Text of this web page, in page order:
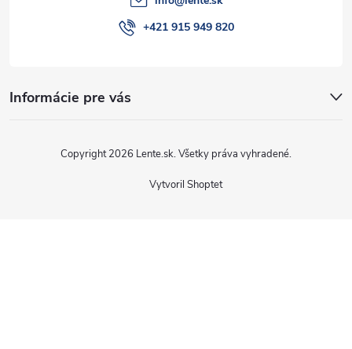
+421 915 949 820
Informácie pre vás
Vytvoril Shoptet
Copyright 2026 Lente.sk. Všetky práva vyhradené.